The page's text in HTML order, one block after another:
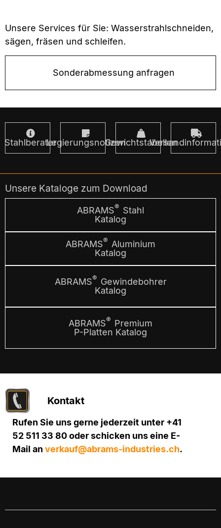
Unsere Services für Sie: Wasserstrahlschneiden,
sägen, fräsen und schleifen.
Sonderabmessung anfragen
StahlberaterLegierungsnotizenGewichtstabellen
Unsere Kataloge zum Download
ABRAMS® Stahl
Katalog
ABRAMS® Aluminium
Katalog
ABRAMS® Gewindebohrer
Katalog
ABRAMS® Premium
P-Platten Katalog
Kontakt
Rufen Sie uns gerne jederzeit unter +41
52 511 33 80 oder schicken uns eine E-
Mail an verkauf@abrams-industries.ch.